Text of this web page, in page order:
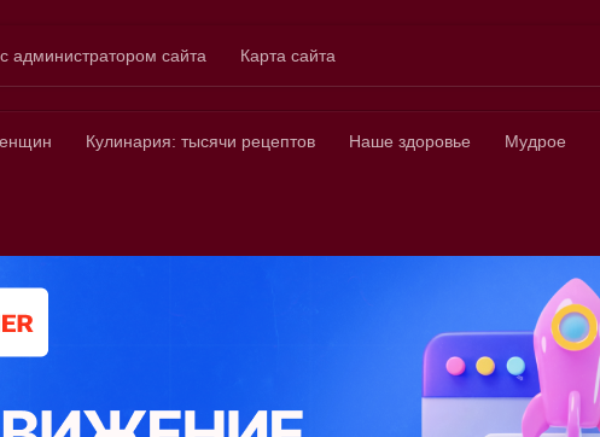
администратором сайта Карта сайта
Кулинария: тысячи рецептов Наше здоровье Мудрое